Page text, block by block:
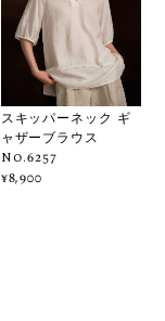
スキッパーネック ギ
ャザーブラウス
No.6257
¥8,900